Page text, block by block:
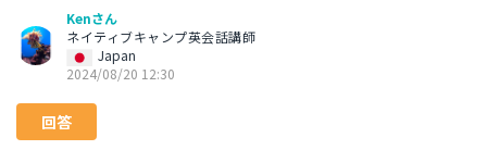
Kenさん
ネイティブキャンプ英会話講師
Japan
2024/08/20 12:30
回答